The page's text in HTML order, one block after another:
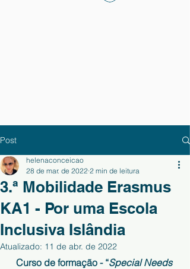
Post
3.ª Mobilidade Erasmus
KA1 - Por uma Escola
Inclusiva Islândia
helenaconceicao
28 de mar. de 2022 2 min de leitura
Atualizado: 11 de abr. de 2022
Curso de formação - “Special Needs